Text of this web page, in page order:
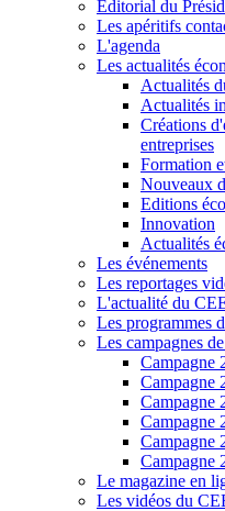
Editorial du
Les apéritifs
L'agenda
Les actualités
Actualités
Actualités
Créations
entreprises
Formation
Nouveaux
Editions
Innovation
Actualités
Les événements
Les reportages
L'actualité du
Les programmes
Les campagnes
Campagne
Campagne
Campagne
Campagne
Campagne
Campagne
Le magazine en
Les vidéos du